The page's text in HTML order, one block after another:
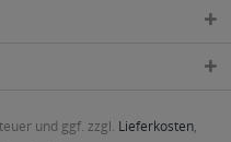
und ggf. zzgl. Lieferkosten,